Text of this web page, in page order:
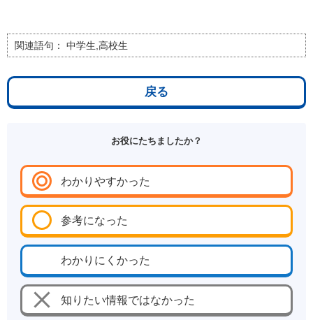
関連語句： 中学生,高校生
戻る
お役にたちましたか？
わかりやすかった
参考になった
わかりにくかった
知りたい情報ではなかった